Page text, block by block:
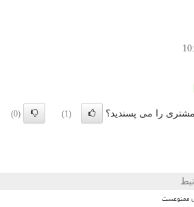
را می پسندید؟ (1)
(0)
ممنوعست